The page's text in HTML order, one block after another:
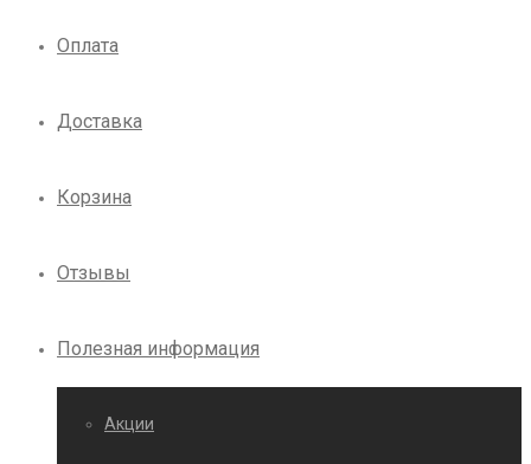
Оплата
Доставка
Корзина
Отзывы
Полезная информация
Акции